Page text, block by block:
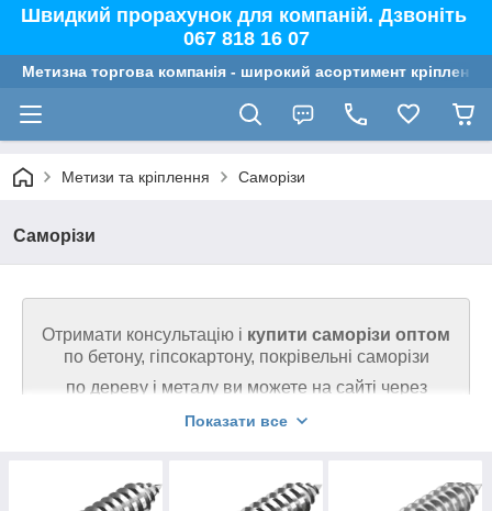
Швидкий прорахунок для компаній. Дзвоніть
067 818 16 07
Метизна торгова компанія - широкий асортимент
Метизи та кріплення Саморізи
Саморізи
Отримати консультацію і купити саморізи оптом
по бетону, гіпсокартону, покрівельні саморізи
по дереву і металу ви можете на сайті через
сайті. Телефонуйте 067 818 16 07
Показати все